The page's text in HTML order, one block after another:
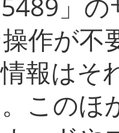
作が不
報はそ
このほ